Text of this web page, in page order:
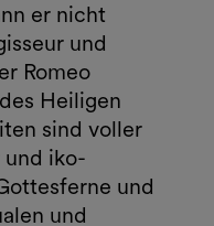
er nicht
und
Romeo
Heiligen
sind vol­ler
und iko­
und
und